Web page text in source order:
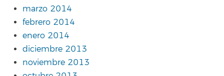
marzo 2014
febrero 2014
enero 2014
diciembre 2013
noviembre 2013